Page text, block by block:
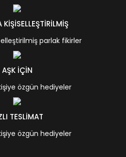
parlak fikirler
AŞK İÇİN
özgün hediyeler
TESLİMAT
özgün hediyeler